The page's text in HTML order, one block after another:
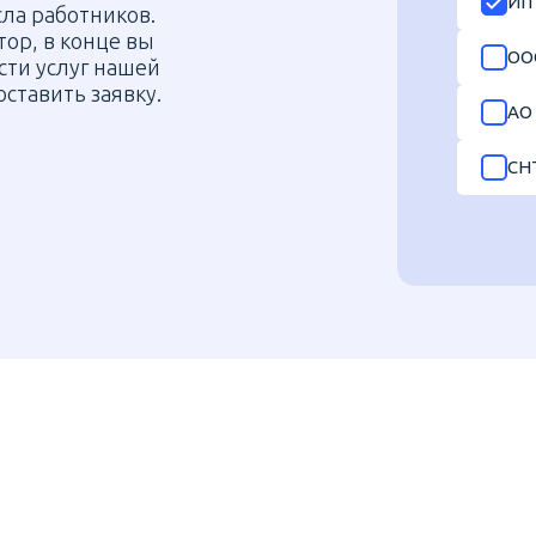
работников.
в конце вы
услуг нашей
заявку.
АО